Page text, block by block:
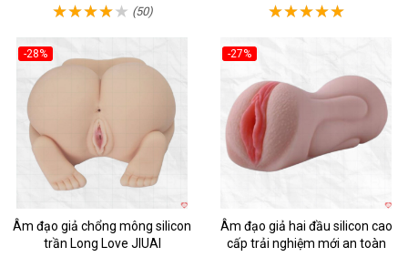
(50)
-28%
Âm đạo giả chổng mông silicon
trần Long Love JIUAI
-27%
Âm đạo giả hai đầu silicon cao
cấp trải nghiệm mới an toàn